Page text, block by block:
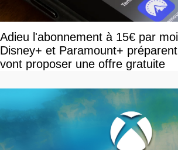
Adieu l'abonnement à 15€ par
Disney+ et Paramount+
vont proposer une offre gratuite